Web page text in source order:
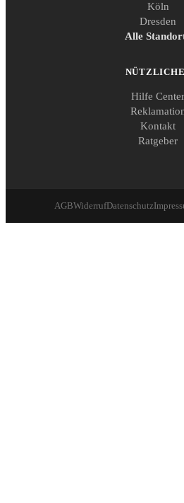
Köln
Dresden
Alle
Hilfe Center
Kontakt
Ratgeber
AGBWiderrufDatenschutz